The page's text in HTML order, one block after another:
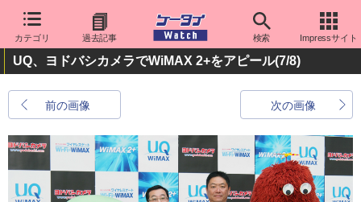
カテゴリ 過去記事 検索 Impressサイト
UQ、ヨドバシカメラでWiMAX 2+をアピール(7/8)
前の画像 次の画像